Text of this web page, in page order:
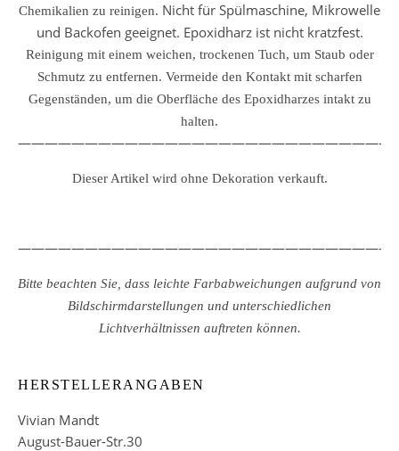
Chemikalien zu reinigen. Nicht für Spülmaschine, Mikrowelle
und Backofen geeignet. Epoxidharz ist nicht kratzfest.
Reinigung mit einem weichen, trockenen Tuch, um Staub oder
Schmutz zu entfernen. Vermeide den Kontakt mit scharfen
Gegenständen, um die Oberfläche des Epoxidharzes intakt zu
halten.
Dieser Artikel wird ohne Dekoration verkauft.
Bitte beachten Sie, dass leichte Farbabweichungen aufgrund von
Bildschirmdarstellungen und unterschiedlichen
Lichtverhältnissen auftreten können.
HERSTELLERANGABEN
Vivian Mandt
August-Bauer-Str.30